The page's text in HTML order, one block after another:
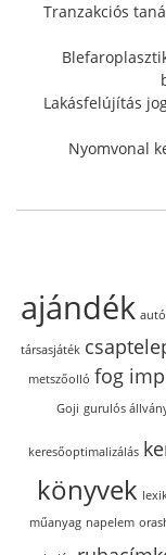
Tranzakciós
Lakásfelújítás
Nyomvonal
ajándék
társasjáték
metszőolló fog
Goji gurulós
keresőoptimalizálás
könyvek
műanyag napelem